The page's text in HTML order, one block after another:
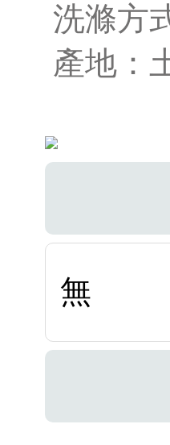
洗滌方
產地：
無